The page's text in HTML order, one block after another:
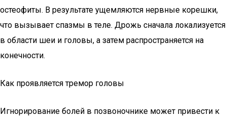
остеофиты. В результате ущемляются нервные корешки,
что вызывает спазмы в теле. Дрожь сначала локализуется
в области шеи и головы, а затем распространяется на
конечности.
Как проявляется тремор головы
Игнорирование болей в позвоночнике может привести к